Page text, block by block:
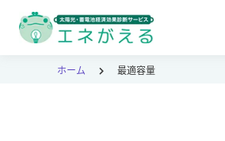
ホーム 最適容量